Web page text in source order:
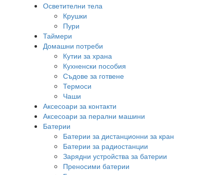
Осветителни тела
Крушки
Пури
Таймери
Домашни потреби
Кутии за храна
Кухненски пособия
Съдове за готвене
Термоси
Чаши
Аксесоари за контакти
Аксесоари за перални машини
Батерии
Батерии за дистанционни за кран
Батерии за радиостанции
Зарядни устройства за батерии
Преносими батерии